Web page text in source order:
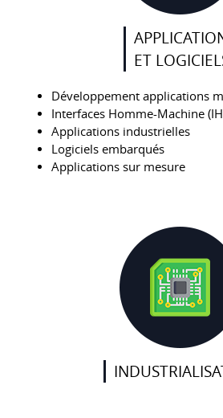
ET
Développement applications
Interfaces Homme-Machine
Applications industrielles
Logiciels embarqués
Applications sur mesure